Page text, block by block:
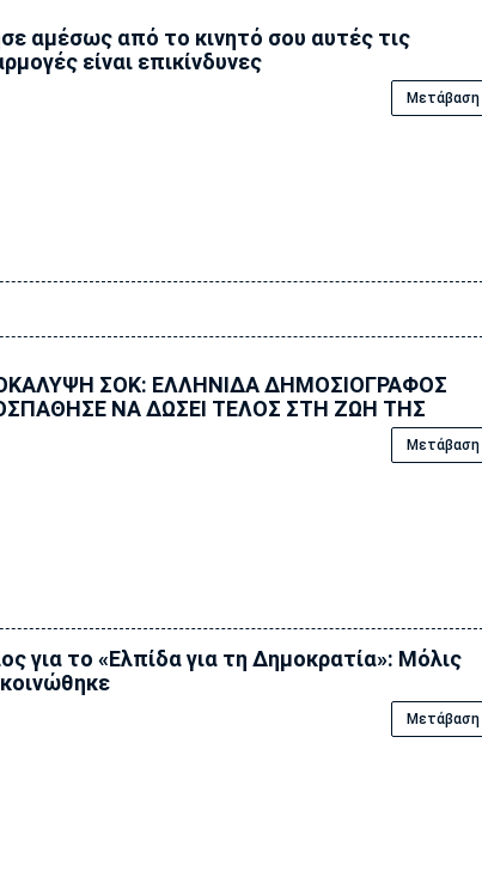
αμέσως από το κινητό σου αυτές τις
είναι επικίvδυνες
Μετάβαση
ΣΟΚ: ΕΛΛΗΝΙΔΑ ΔΗΜΟΣΙΟΓΡΑΦΟΣ
ΝΑ ΔΩΣΕΙ ΤΕΛΟΣ ΣΤΗ ΖΩΗ ΤΗΣ
Μετάβαση
για το «Ελπίδα για τη Δημοκρατία»: Μόλις
Μετάβαση